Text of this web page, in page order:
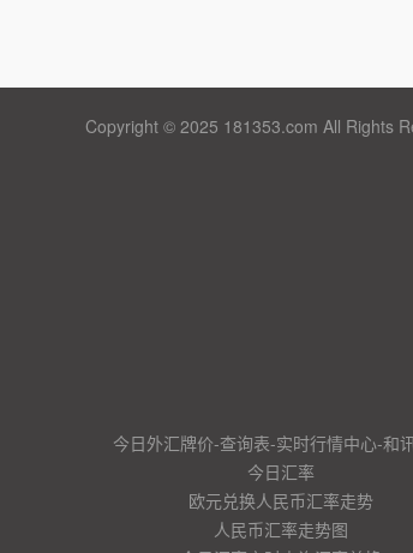
Copyright © 2025 181353.com All Rights
今日外汇牌价-查询表-实时行情中心-和
今日汇率
欧元兑换人民币汇率走势
人民币汇率走势图